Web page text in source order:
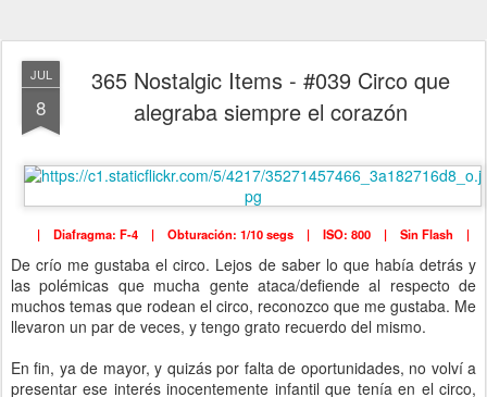
JUL
8
365 Nostalgic Items - #039 Circo que
alegraba siempre el corazón
| Diafragma: F-4 | Obturación: 1/10 segs | ISO: 800 | Sin Flash |
De crío me gustaba el circo. Lejos de saber lo que había detrás y
las polémicas que mucha gente ataca/defiende al respecto de
muchos temas que rodean el circo, reconozco que me gustaba. Me
llevaron un par de veces, y tengo grato recuerdo del mismo.
En fin, ya de mayor, y quizás por falta de oportunidades, no volví a
presentar ese interés inocentemente infantil que tenía en el circo,